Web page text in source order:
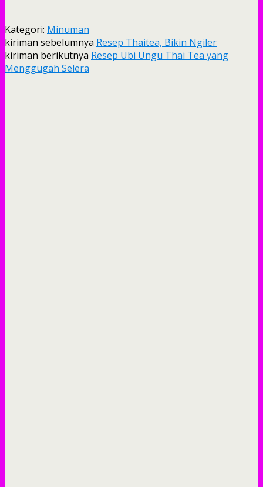
Kategori: Minuman
kiriman sebelumnya Resep Thaitea, Bikin Ngiler
kiriman berikutnya Resep Ubi Ungu Thai Tea yang
Menggugah Selera